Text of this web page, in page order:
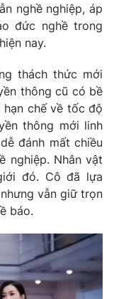
nghề nghiệp, áp
đức nghề trong
nay.
thách thức mới
thông cũ có bề
hạn chế về tốc độ
thông mới linh
đánh mất chiều
nghiệp. Nhân vật
đó. Cô đã lựa
vẫn giữ trọn
báo.